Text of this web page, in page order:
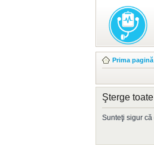
Prima pagină
Şterge
Sunteţi sigur